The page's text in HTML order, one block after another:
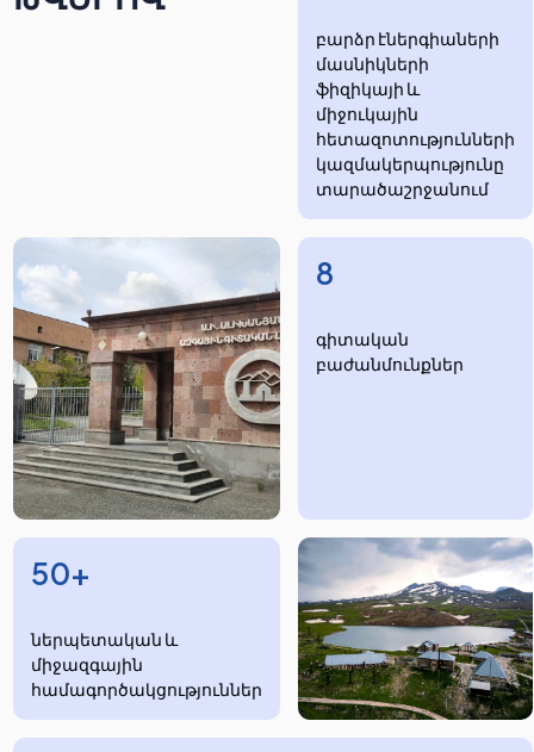
բարձր էներգիաների
մասնիկների
ֆիզիկայի և
միջուկային
հետազոտությունների
​​​​կազմակերպությունը
տարածաշրջանում
8
​​​գիտական
բաժանմունքներ
50+
ներպետական և
միջազգային
համագործակցություններ